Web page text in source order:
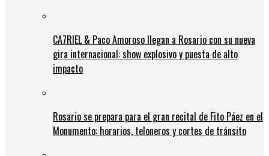
CA7RIEL & Paco Amoroso llegan a Rosario con su nueva
gira internacional: show explosivo y puesta de alto
impacto
Rosario se prepara para el gran recital de Fito Páez en el
Monumento: horarios, teloneros y cortes de tránsito